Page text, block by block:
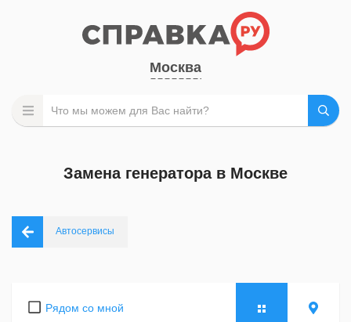
Москва
Замена генератора в Москве
Автосервисы
Рядом со мной